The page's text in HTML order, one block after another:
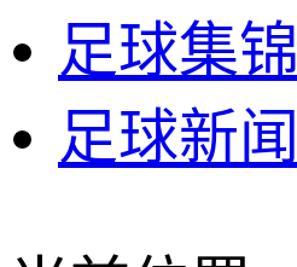
足球集锦
足球新闻